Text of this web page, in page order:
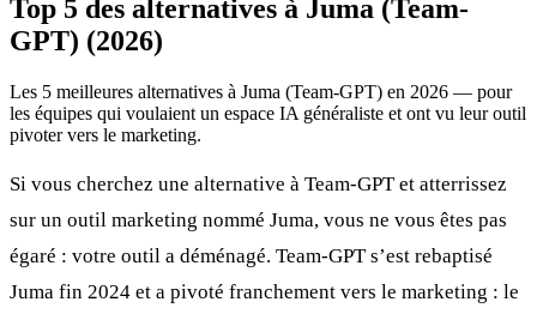
Select language
Top 5 des alternatives à Juma (Team-
GPT) (2026)
Les 5 meilleures alternatives à Juma (Team-GPT) en 2026 — pour
les équipes qui voulaient un espace IA généraliste et ont vu leur outil
pivoter vers le marketing.
Si vous cherchez une alternative à Team-GPT et atterrissez
sur un outil marketing nommé Juma, vous ne vous êtes pas
égaré : votre outil a déménagé. Team-GPT s’est rebaptisé
Juma fin 2024 et a pivoté franchement vers le marketing : le